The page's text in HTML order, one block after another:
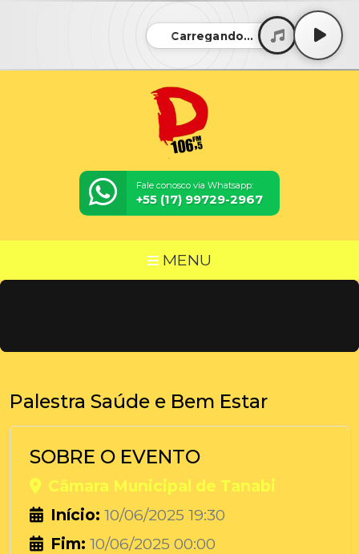
Carregando...
Fale conosco via Whatsapp:
+55 (17) 99729-2967
MENU
Palestra Saúde e Bem Estar
SOBRE O EVENTO
Câmara Municipal de Tanabi
Início: 10/06/2025 19:30
Fim: 10/06/2025 00:00